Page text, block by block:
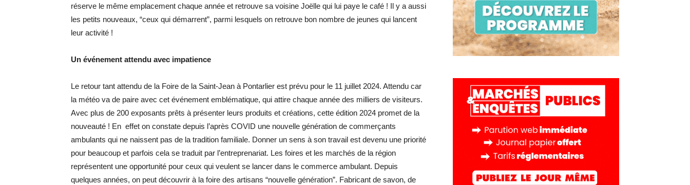
réserve le même emplacement chaque année et retrouve sa voisine Joëlle qui lui paye le café ! Il y a aussi
les petits nouveaux, “ceux qui démarrent”, parmi lesquels on retrouve bon nombre de jeunes qui lancent
leur activité !
Un événement attendu avec impatience
Le retour tant attendu de la Foire de la Saint-Jean à Pontarlier est prévu pour le 11 juillet 2024. Attendu car
la météo va de paire avec cet événement emblématique, qui attire chaque année des milliers de visiteurs.
Avec plus de 200 exposants prêts à présenter leurs produits et créations, cette édition 2024 promet de la
nouveauté ! En effet on constate depuis l’après COVID une nouvelle génération de commerçants
ambulants qui ne naissent pas de la tradition familiale. Donner un sens à son travail est devenu une priorité
pour beaucoup et parfois cela se traduit par l’entreprenariat. Les foires et les marchés de la région
représentent une opportunité pour ceux qui veulent se lancer dans le commerce ambulant. Depuis
quelques années, on peut découvrir à la foire des artisans “nouvelle génération”. Fabricant de savon, de